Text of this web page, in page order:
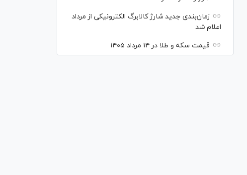
زمان‌بندی جدید شارژ کالابرگ الکترونیکی از مرداد
اعلام شد
قیمت سکه و طلا در ۱۴ مرداد ۱۴۰۵